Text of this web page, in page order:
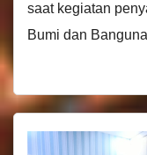
saat kegiatan
Bumi dan